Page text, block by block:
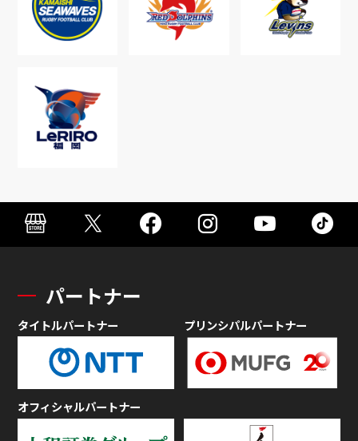
パートナー
タイトルパートナー プリンシパルパートナー
オフィシャルパートナー